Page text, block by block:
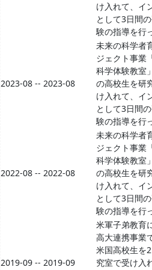
け入れて、イ
として3日間
験の指導を行
2023-08 -- 2023-08
未来の科学者
ジェクト事業
科学体験教室
の高校生を研
け入れて、イ
として3日間
験の指導を行
2022-08 -- 2022-08
未来の科学者
ジェクト事業
科学体験教室
の高校生を研
け入れて、イ
として3日間
験の指導を行
2019-09 -- 2019-09
米軍子弟教育
高大連携事業
米国高校生を
究室で受け入